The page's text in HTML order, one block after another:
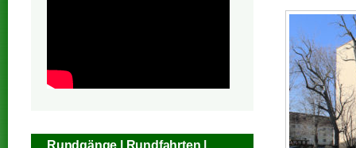
Rundgänge | Rundfahrten |